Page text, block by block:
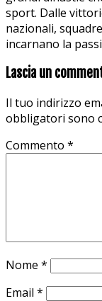
sport. Dalle
nazionali,
incarnano la
Lascia un
Il tuo indirizzo
obbligatori sono
Commento *
Nome *
Email *